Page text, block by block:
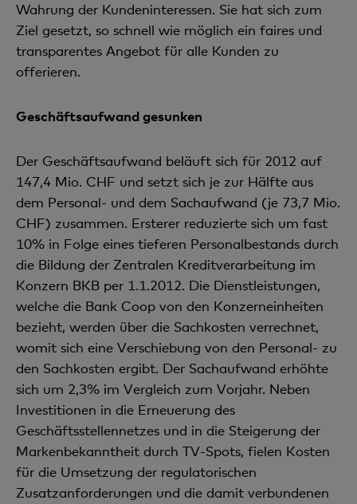
Wahrung der Kundeninteressen. Sie hat sich zum
Ziel gesetzt, so schnell wie möglich ein faires und
transparentes Angebot für alle Kunden zu
offerieren.
Geschäftsaufwand gesunken
Der Geschäftsaufwand beläuft sich für 2012 auf
147,4 Mio. CHF und setzt sich je zur Hälfte aus
dem Personal- und dem Sachaufwand (je 73,7 Mio.
CHF) zusammen. Ersterer reduzierte sich um fast
10% in Folge eines tieferen Personalbestands durch
die Bildung der Zentralen Kreditverarbeitung im
Konzern BKB per 1.1.2012. Die Dienstleistungen,
welche die Bank Coop von den Konzerneinheiten
bezieht, werden über die Sachkosten verrechnet,
womit sich eine Verschiebung von den Personal- zu
den Sachkosten ergibt. Der Sachaufwand erhöhte
sich um 2,3% im Vergleich zum Vorjahr. Neben
Investitionen in die Erneuerung des
Geschäftsstellennetzes und in die Steigerung der
Markenbekanntheit durch TV-Spots, fielen Kosten
für die Umsetzung der regulatorischen
Zusatzanforderungen und die damit verbundenen